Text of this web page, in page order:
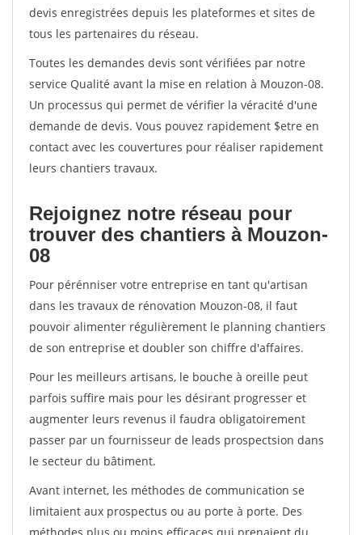
devis enregistrées depuis les plateformes et sites de
tous les partenaires du réseau.
Toutes les demandes devis sont vérifiées par notre
service Qualité avant la mise en relation à Mouzon-08.
Un processus qui permet de vérifier la véracité d'une
demande de devis. Vous pouvez rapidement $etre en
contact avec les couvertures pour réaliser rapidement
leurs chantiers travaux.
Rejoignez notre réseau pour
trouver des chantiers à Mouzon-
08
Pour pérénniser votre entreprise en tant qu'artisan
dans les travaux de rénovation Mouzon-08, il faut
pouvoir alimenter régulièrement le planning chantiers
de son entreprise et doubler son chiffre d'affaires.
Pour les meilleurs artisans, le bouche à oreille peut
parfois suffire mais pour les désirant progresser et
augmenter leurs revenus il faudra obligatoirement
passer par un fournisseur de leads prospectsion dans
le secteur du bâtiment.
Avant internet, les méthodes de communication se
limitaient aux prospectus ou au porte à porte. Des